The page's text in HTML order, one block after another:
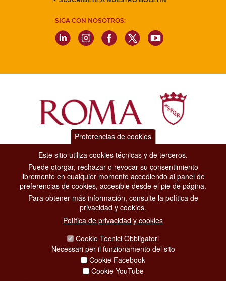
SIGA CON NOSOTROS:
Via di San Basilio, 51
00187 Roma
CONTACT CENTER TEL. 06 06 08
CONTATTA LA REDAZIONE
PRIVACY
SOCIAL MEDIA POLICY
Preferencias de cookies
Este sitio utiliza cookies técnicas y de terceros.
Puede otorgar, rechazar o revocar su consentimiento
libremente en cualquier momento accediendo al panel de
preferencias de cookies, accesible desde el pie de página.
Para obtener más información, consulte la política de
privacidad y cookies.
Política de privacidad y cookies
Cookie Tecnici Obbligatori
Necessari per il funzionamento del sito
Cookie Facebook
Cookie YouTube